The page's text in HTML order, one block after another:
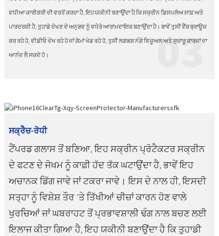
ਵਧੀਆ ਕਾਰੀਗਰੀ ਦੀ ਵਰਤੋਂ ਕਰਦਾ ਹੈ, ਇਹ ਯਕੀਨੀ ਬਣਾਉਂਦਾ ਹੈ ਕਿ ਸਕ੍ਰੀਨ ਡਿਸਪਲੇਅ ਸਾਫ਼ ਅਤੇ
ਪਾਰਦਰਸ਼ੀ ਹੈ, ਤੁਹਾਡੇ ਦੇਖਣ ਦੇ ਅਨੁਭਵ ਨੂੰ ਵਧੇਰੇ ਆਰਾਮਦਾਇਕ ਬਣਾਉਂਦਾ ਹੈ। ਭਾਵੇਂ ਤੁਸੀਂ ਵੈੱਬ ਬ੍ਰਾਊਜ਼
ਕਰ ਰਹੇ ਹੋ, ਵੀਡੀਓ ਦੇਖ ਰਹੇ ਹੋ ਜਾਂ ਗੇਮਾਂ ਖੇਡ ਰਹੇ ਹੋ, ਤੁਸੀਂ ਲਗਭਗ ਨੰਗੇ ਵਿਜ਼ੂਅਲ ਅਤੇ ਸੁਚਾਰੂ ਕਾਰਜਾਂ ਦਾ
ਆਨੰਦ ਲੈ ਸਕਦੇ ਹੋ।
03
ਸਕ੍ਰੈਚ-ਰੋਧੀ
ਟੈਂਪਰਡ ਗਲਾਸ ਤੋਂ ਬਣਿਆ, ਇਹ ਸਕ੍ਰੀਨ ਪ੍ਰੋਟੈਕਟਰ ਸਕ੍ਰੀਨ
ਦੇ ਫਟਣ ਦੇ ਜੋਖਮ ਨੂੰ ਕਾਫ਼ੀ ਹੱਦ ਤੱਕ ਘਟਾਉਂਦਾ ਹੈ, ਭਾਵੇਂ ਇਹ
ਅਚਾਨਕ ਡਿੱਗ ਜਾਵੇ ਜਾਂ ਟਕਰਾ ਜਾਵੇ। ਇਸ ਦੇ ਨਾਲ ਹੀ, ਇਸਦੀ
ਸਤ੍ਹਾ ਨੂੰ ਵਿਸ਼ੇਸ਼ ਤੌਰ 'ਤੇ ਤਿੱਖੀਆਂ ਚੀਜ਼ਾਂ ਕਾਰਨ ਹੋਣ ਵਾਲੇ
ਖੁਰਚਿਆਂ ਜਾਂ ਘਬਰਾਹਟ ਤੋਂ ਪ੍ਰਭਾਵਸ਼ਾਲੀ ਢੰਗ ਨਾਲ ਬਚਣ ਲਈ
ਇਲਾਜ ਕੀਤਾ ਗਿਆ ਹੈ, ਇਹ ਯਕੀਨੀ ਬਣਾਉਂਦਾ ਹੈ ਕਿ ਤੁਹਾਡੀ